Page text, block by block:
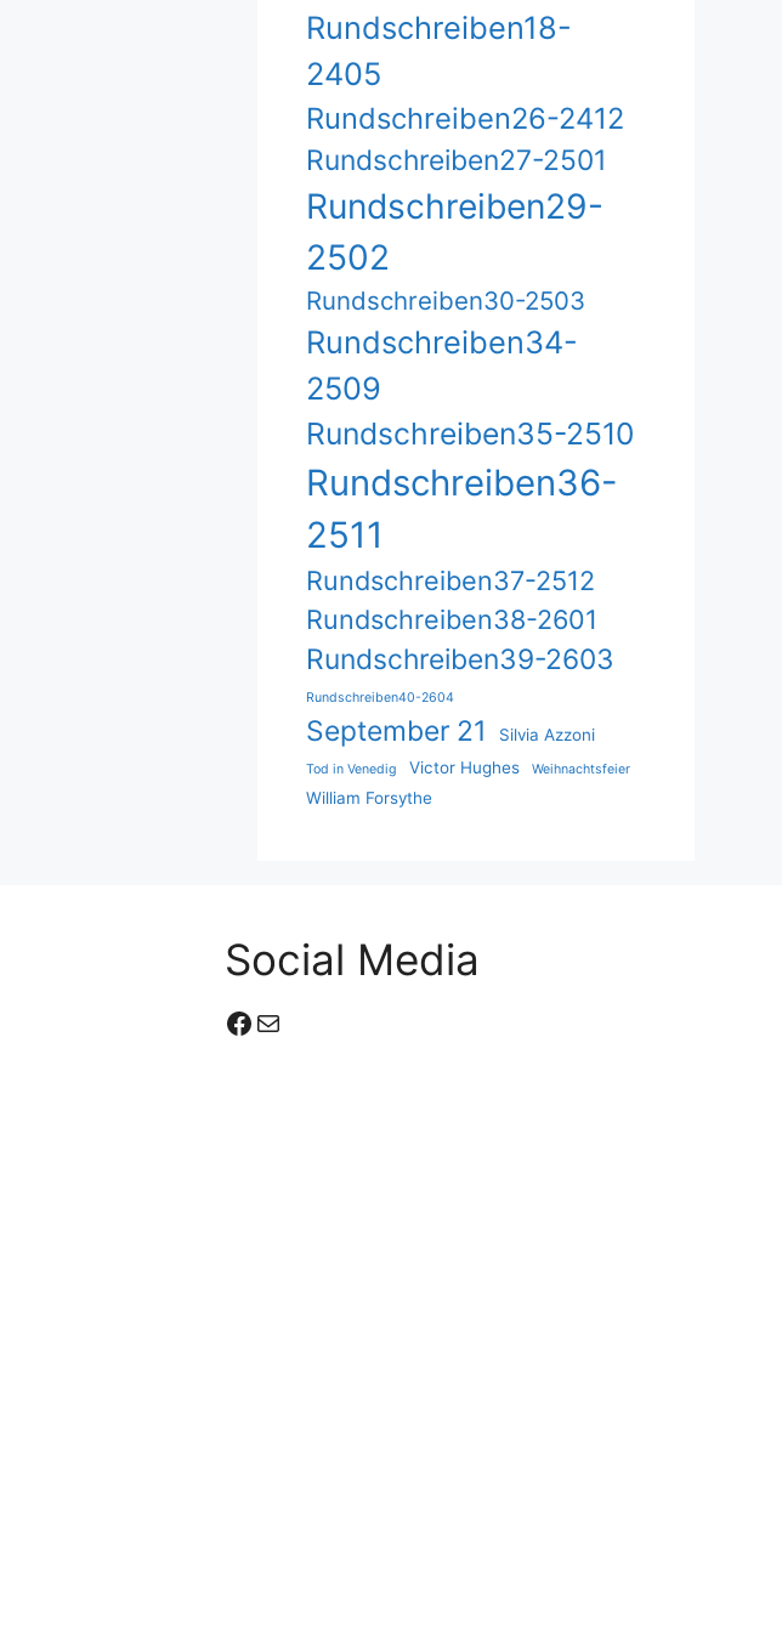
Rundschreiben18-
2405
Rundschreiben26-2412
Rundschreiben27-2501
Rundschreiben29-
2502
Rundschreiben30-2503
Rundschreiben34-
2509
Rundschreiben35-2510
Rundschreiben36-
2511
Rundschreiben37-2512
Rundschreiben38-2601
Rundschreiben39-2603
Rundschreiben40-2604
September 21 Silvia Azzoni
Tod in Venedig Victor Hughes Weihnachtsfeier
William Forsythe
Social Media
Facebook
E-Mail